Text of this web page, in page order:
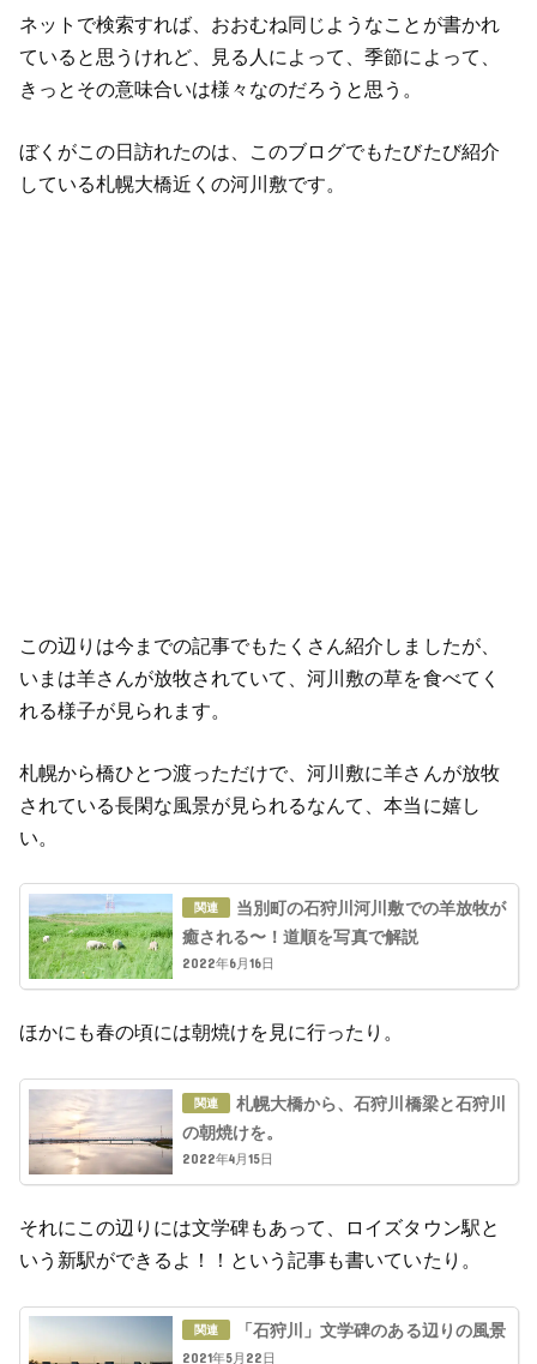
ネットで検索すれば、おおむね同じようなことが書かれ
ていると思うけれど、見る人によって、季節によって、
きっとその意味合いは様々なのだろうと思う。
ぼくがこの日訪れたのは、このブログでもたびたび紹介
している札幌大橋近くの河川敷です。
この辺りは今までの記事でもたくさん紹介しましたが、
いまは羊さんが放牧されていて、河川敷の草を食べてく
れる様子が見られます。
札幌から橋ひとつ渡っただけで、河川敷に羊さんが放牧
されている長閑な風景が見られるなんて、本当に嬉し
い。
当別町の石狩川河川敷での羊放牧が
癒される〜！道順を写真で解説
2022年6月16日
ほかにも春の頃には朝焼けを見に行ったり。
札幌大橋から、石狩川橋梁と石狩川
の朝焼けを。
2022年4月15日
それにこの辺りには文学碑もあって、ロイズタウン駅と
いう新駅ができるよ！！という記事も書いていたり。
「石狩川」文学碑のある辺りの風景
2021年5月22日